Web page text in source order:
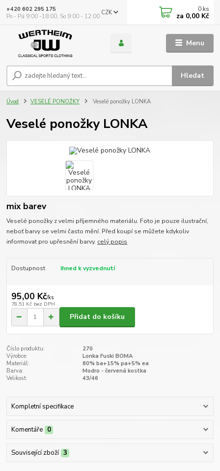
Menu
CZK
Hledat
+420 602 295 175
Po - Pá 9:00 -18:00, So 9:00 - 12:00
0 ks
za 0,00 Kč
Úvod VESELÉ PONOŽKY Veselé ponožky LONKA
Veselé ponožky LONKA
mix barev
Veselé ponožky z velmi příjemného materiálu. Foto je pouze ilustrační,
neboť barvy se velmi často mění. Před koupí se můžete kdykoliv
informovat pro upřesnění barvy. celý popis
Dostupnost Ihned k vyzvednutí
95,00 Kč/ks
78,51 Kč bez DPH
Přidat do košíku
Číslo produktu:
270
Výrobce:
Lonka Fuski BOMA
Materiál:
80% ba+15% pa+5% ea
Barva:
Modro - červená kostka
Velikost:
43/46
Kompletní specifikace
Komentáře 0
Související zboží 3